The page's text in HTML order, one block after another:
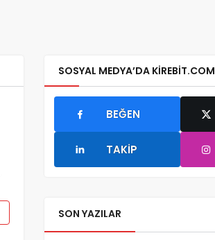
SOSYAL MEDYA’DA KIREBIT.COM
BEĞEN
TAKIP
SON YAZILAR